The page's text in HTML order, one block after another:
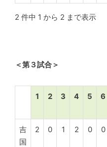
2 件中 1 から 2 まで表示
＜第３試合＞
1 2 3 4 5 6
吉
国
2 0 1 2 0 0